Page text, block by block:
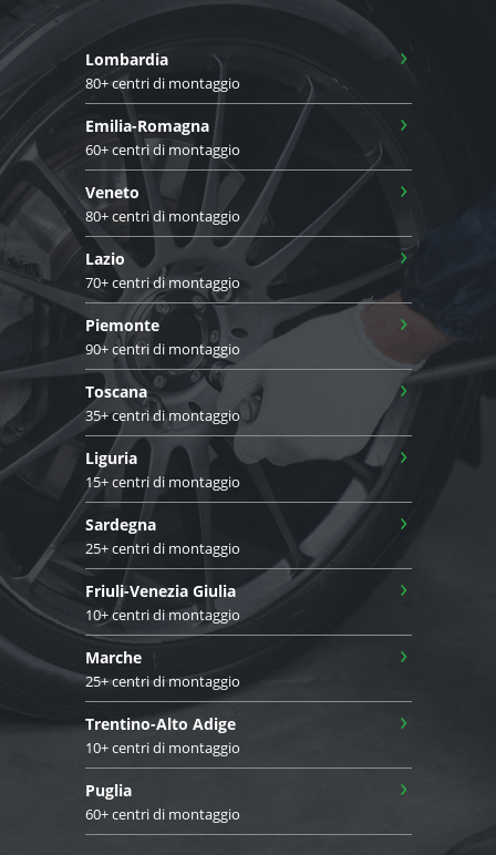
Lombardia
80+ centri di montaggio
›
Emilia-Romagna
60+ centri di montaggio
›
Veneto
80+ centri di montaggio
›
Lazio
70+ centri di montaggio
›
Piemonte
90+ centri di montaggio
›
Toscana
35+ centri di montaggio
›
Liguria
15+ centri di montaggio
›
Sardegna
25+ centri di montaggio
›
Friuli-Venezia Giulia
10+ centri di montaggio
›
Marche
25+ centri di montaggio
›
Trentino-Alto Adige
10+ centri di montaggio
›
Puglia
60+ centri di montaggio
›